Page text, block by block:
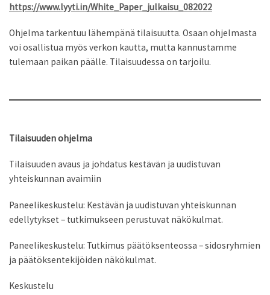
https://www.lyyti.in/White_Paper_julkaisu_082022
Ohjelma tarkentuu lähempänä tilaisuutta. Osaan ohjelmasta
voi osallistua myös verkon kautta, mutta kannustamme
tulemaan paikan päälle. Tilaisuudessa on tarjoilu.
Tilaisuuden ohjelma
Tilaisuuden avaus ja johdatus kestävän ja uudistuvan
yhteiskunnan avaimiin
Paneelikeskustelu: Kestävän ja uudistuvan yhteiskunnan
edellytykset – tutkimukseen perustuvat näkökulmat.
Paneelikeskustelu: Tutkimus päätöksenteossa – sidosryhmien
ja päätöksentekijöiden näkökulmat.
Keskustelu